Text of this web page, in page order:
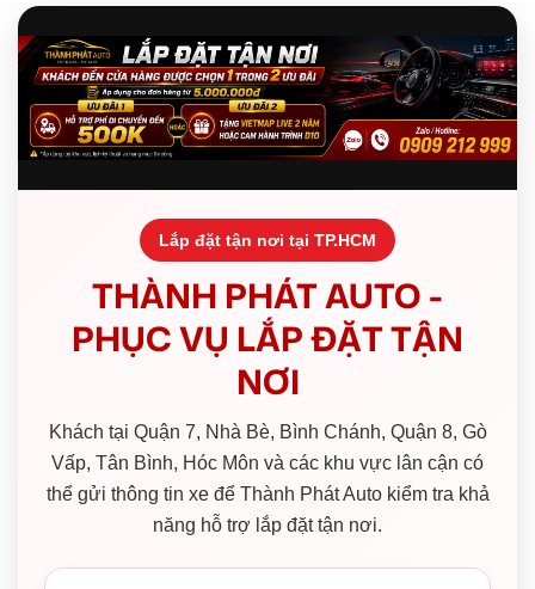
Lắp đặt tận nơi tại TP.HCM
THÀNH PHÁT AUTO -
PHỤC VỤ LẮP ĐẶT TẬN
NƠI
Khách tại Quận 7, Nhà Bè, Bình Chánh, Quận 8, Gò
Vấp, Tân Bình, Hóc Môn và các khu vực lân cận có
thể gửi thông tin xe để Thành Phát Auto kiểm tra khả
năng hỗ trợ lắp đặt tận nơi.